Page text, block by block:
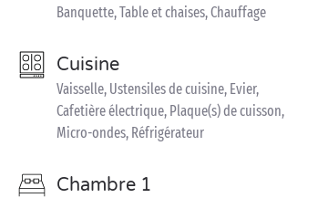
Banquette, Table et chaises, Chauffage
Cuisine
Vaisselle, Ustensiles de cuisine, Evier,
Cafetière électrique, Plaque(s) de cuisson,
Micro-ondes, Réfrigérateur
Chambre 1